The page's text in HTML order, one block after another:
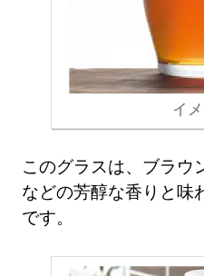
イ
このグラスは、ブラウ
などの芳醇な香りと味
です。